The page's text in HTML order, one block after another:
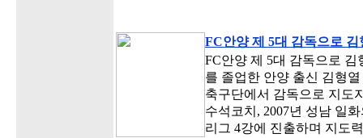
FC안양 제 5대 감독으로
FC안양 제 5대 감독으로
를 졸업한 안양 출신 김형
축구단에서 감독으로 지도
수석코치, 2007년 성남 일
리그 4강에 진출하며 지도